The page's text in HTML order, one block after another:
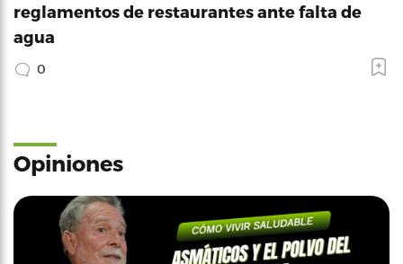
reglamentos de restaurantes ante falta de
agua
0
Opiniones